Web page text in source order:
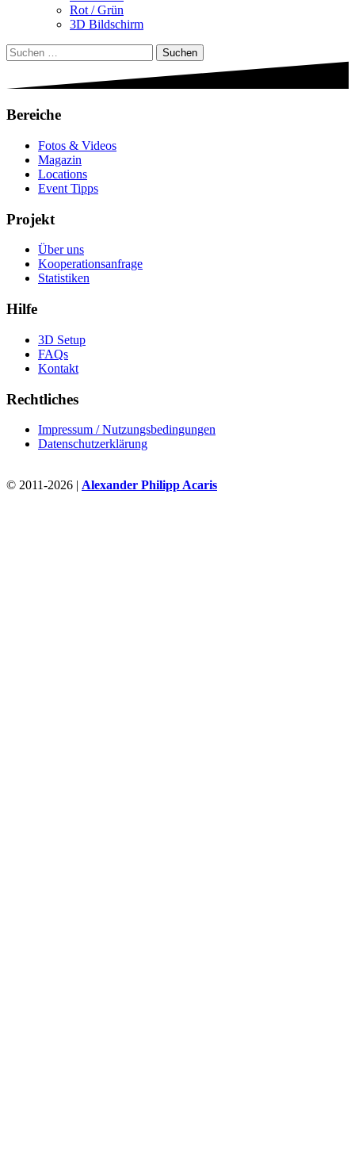
Rot / Grün
3D Bildschirm
Suchen
nach:
Bereiche
Fotos & Videos
Magazin
Locations
Event Tipps
Projekt
Über uns
Kooperationsanfrage
Statistiken
Hilfe
3D Setup
FAQs
Kontakt
Rechtliches
Impressum / Nutzungsbedingungen
Datenschutzerklärung
© 2011-2026 | Alexander Philipp Acaris